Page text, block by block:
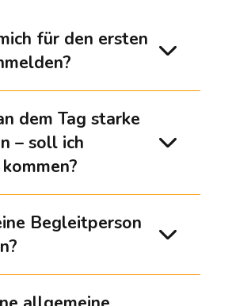
für den ersten
dem Tag starke
– soll ich
Begleitperson